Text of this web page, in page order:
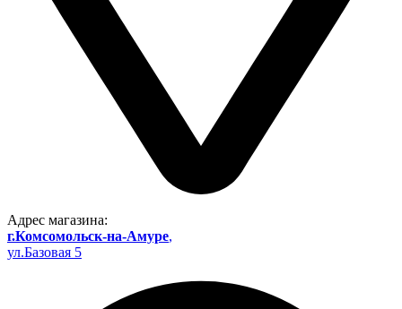
Адрес магазина:
г.Комсомольск-на-Амуре,
ул.Базовая 5